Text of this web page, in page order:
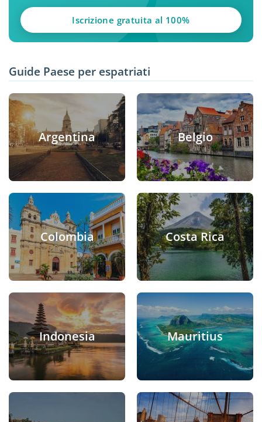
Iscrizione gratuita al 100%
Guide Paese per espatriati
Argentina Belgio
Colombia Costa Rica
Indonesia Mauritius